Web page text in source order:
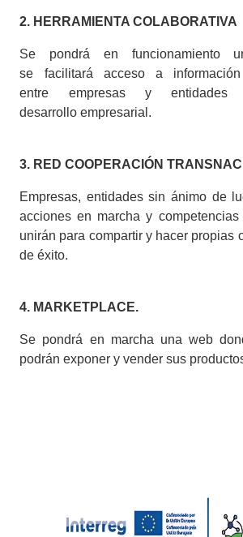
2. HERRAMIENTA COLABORATIVA
Se pondrá en funcionamiento
se facilitará acceso a
entre empresas y
desarrollo empresarial.
3. RED COOPERACIÓN
Empresas, entidades sin ánimo de
acciones en marcha y
unirán para compartir y hacer propias
de éxito.
4. MARKETPLACE.
Se pondrá en marcha una web
podrán exponer y vender sus